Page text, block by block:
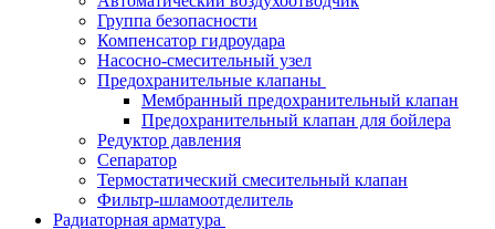
Группа безопасности
Компенсатор гидроудара
Насосно-смесительный узел
Предохранительные клапаны
Мембранный предохранительный клапан
Предохранительный клапан для бойлера
Редуктор давления
Сепаратор
Термостатический смесительный клапан
Фильтр-шламоотделитель
Радиаторная арматура